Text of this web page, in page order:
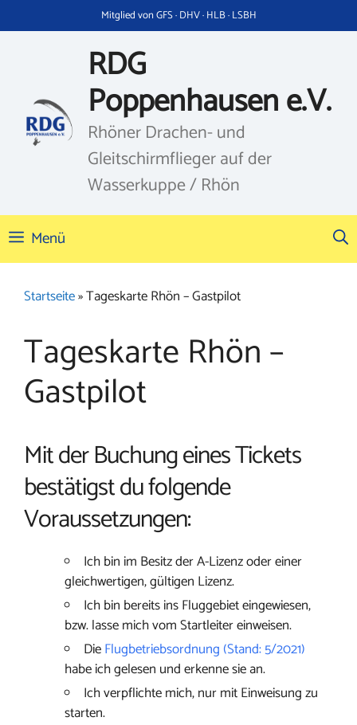
Inhalt
Mitglied von GFS · DHV · HLB · LSBH
RDG
Poppenhausen e.V.
Rhöner Drachen- und
Gleitschirmflieger auf der
Wasserkuppe / Rhön
Menü
Startseite»Tageskarte Rhön – Gastpilot
Tageskarte Rhön –
Gastpilot
Mit der Buchung eines Tickets
bestätigst du folgende
Voraussetzungen:
Ich bin im Besitz der A-Lizenz oder einer
gleichwertigen, gültigen Lizenz.
Ich bin bereits ins Fluggebiet eingewiesen,
bzw. lasse mich vom Startleiter einweisen.
DieFlugbetriebsordnung (Stand: 5/2021)
habe ich gelesen und erkenne sie an.
Ich verpflichte mich, nur mit Einweisung zu
starten.